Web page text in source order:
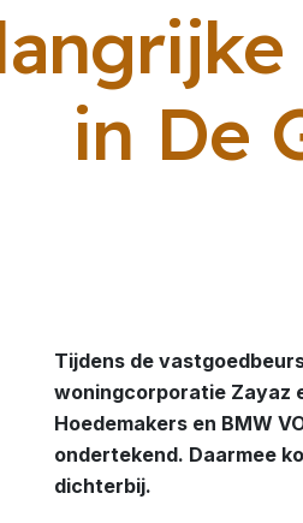
in De
Tijdens de
woningcorporatie Zayaz
Hoedemakers en BMW
ondertekend. Daarmee
dichterbij.